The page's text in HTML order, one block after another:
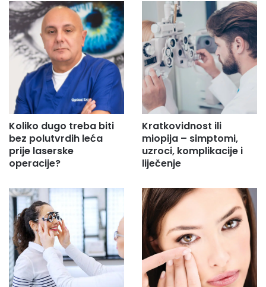
Koliko dugo treba biti
bez polutvrdih leća
prije laserske
operacije?
Kratkovidnost ili
miopija – simptomi,
uzroci, komplikacije i
liječenje